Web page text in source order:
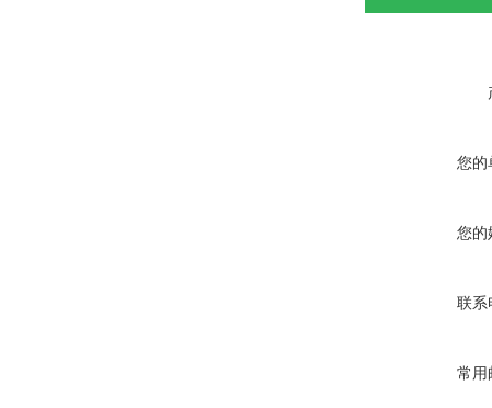
您的
您的
联系
常用